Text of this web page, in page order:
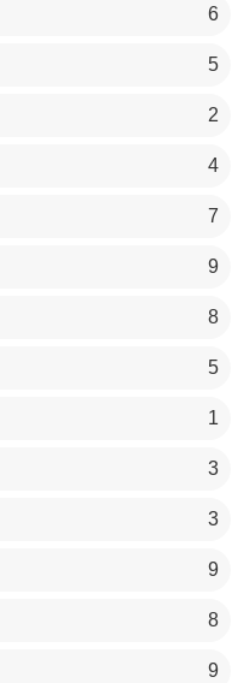
6
5
2
4
7
9
8
5
1
3
3
9
8
9